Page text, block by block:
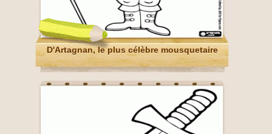
D'Artagnan, le plus célèbre mousquetaire